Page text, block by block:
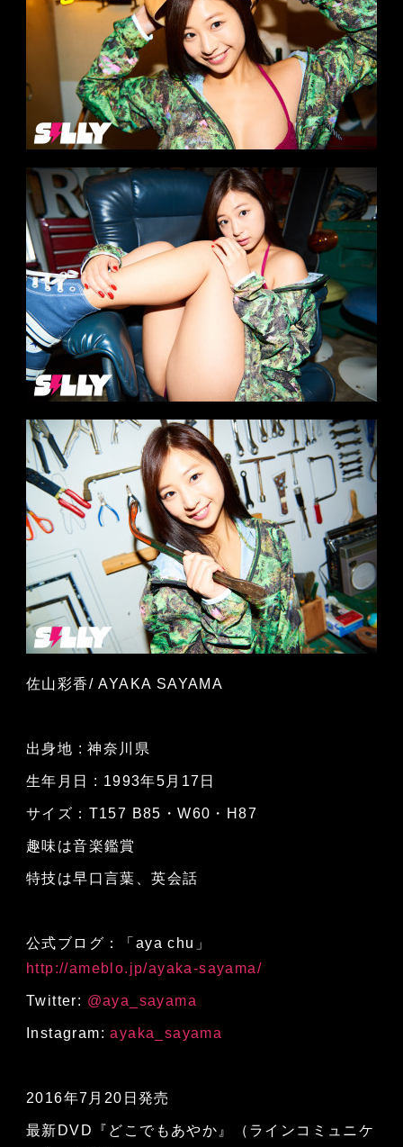
佐山彩香/ AYAKA SAYAMA
出身地 : 神奈川県
生年月日 : 1993年5月17日
サイズ：T157 B85・W60・H87
趣味は音楽鑑賞
特技は早口言葉、英会話
公式ブログ：「aya chu」
http://ameblo.jp/ayaka-sayama/
Twitter: @aya_sayama
Instagram:ayaka_sayama
2016年7月20日発売
最新DVD『どこでもあやか』（ラインコミュニケ